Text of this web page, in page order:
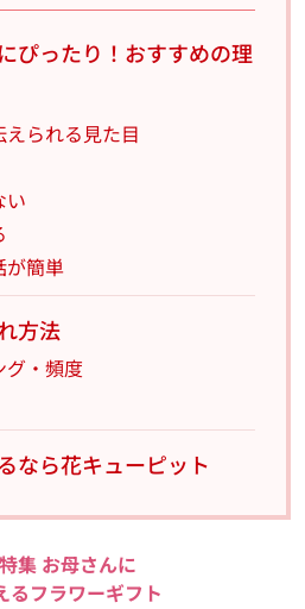
ぴったり！おすすめの理
られる見た目
い
が簡単
方法
・頻度
なら花キューピット
集 お母さんに
るフラワーギフト